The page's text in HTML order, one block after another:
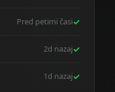
Pred petimi časi✓
2d nazaj✓
1d nazaj✓